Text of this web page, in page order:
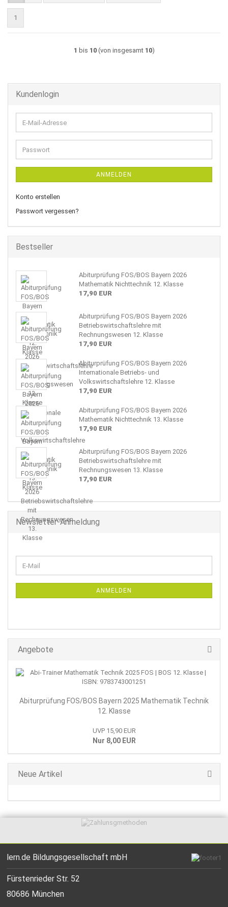
1
1 bis 10(von insgesamt 10)
Kundenlogin
E-
Mail-
Adresse
Passwort
ANMELDEN
Konto erstellen
Passwort vergessen?
Bestseller
Abiturprüfung FOS/BOS Bayern 2026
Mathematik Nichttechnik 12. Klasse
17,90 EUR
Abiturprüfung FOS/BOS Bayern 2026
Betriebswirtschaftslehre mit
Rechnungswesen 12. Klasse
17,90 EUR
Abiturprüfung FOS/BOS Bayern 2026
Internationale Betriebs- und
Volkswirtschaftslehre 12. Klasse
17,90 EUR
Abiturprüfung FOS/BOS Bayern 2026
Mathematik Nichttechnik 13. Klasse
17,90 EUR
Abiturprüfung FOS/BOS Bayern 2026
Betriebswirtschaftslehre mit
Rechnungswesen 13. Klasse
17,90 EUR
Newsletter-Anmeldung
ZUR
E-
Mail
ANMELDEN
Angebote
Abiturprüfung FOS/BOS Bayern 2025 Mathematik Technik
12. Klasse
UVP 15,90 EUR
Nur 8,00 EUR
Neue Artikel
lern.de Bildungsgesellschaft mbH
Fürstenrieder Str. 52
80686 München